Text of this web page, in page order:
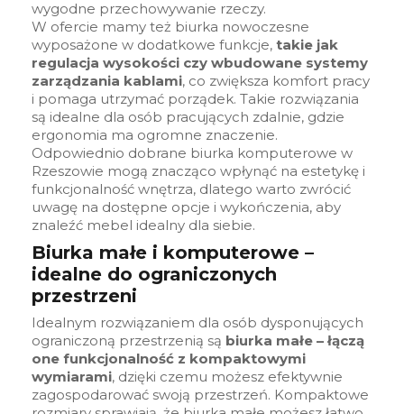
wygodne przechowywanie rzeczy.
W ofercie mamy też biurka nowoczesne
wyposażone w dodatkowe funkcje, takie jak
regulacja wysokości czy wbudowane systemy
zarządzania kablami, co zwiększa komfort pracy
i pomaga utrzymać porządek. Takie rozwiązania
są idealne dla osób pracujących zdalnie, gdzie
ergonomia ma ogromne znaczenie.
Odpowiednio dobrane biurka komputerowe w
Rzeszowie mogą znacząco wpłynąć na estetykę i
funkcjonalność wnętrza, dlatego warto zwrócić
uwagę na dostępne opcje i wykończenia, aby
znaleźć mebel idealny dla siebie.
Biurka małe i komputerowe –
idealne do ograniczonych
przestrzeni
Idealnym rozwiązaniem dla osób dysponujących
ograniczoną przestrzenią są biurka małe – łączą
one funkcjonalność z kompaktowymi
wymiarami, dzięki czemu możesz efektywnie
zagospodarować swoją przestrzeń. Kompaktowe